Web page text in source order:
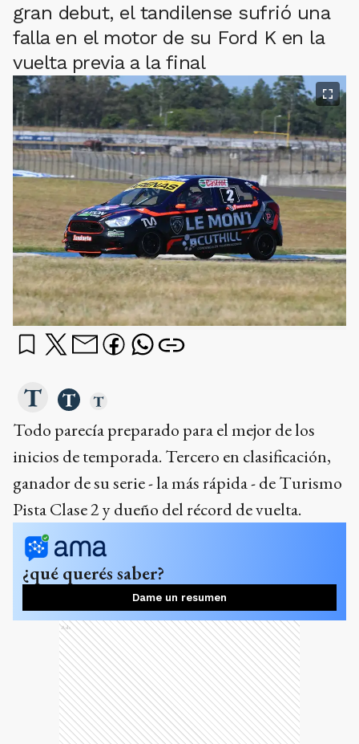
gran debut, el tandilense sufrió una
falla en el motor de su Ford K en la
vuelta previa a la final
Todo parecía preparado para el mejor de los
inicios de temporada. Tercero en clasificación,
ganador de su serie - la más rápida - de Turismo
Pista Clase 2 y dueño del récord de vuelta.
¿qué querés saber?
Dame un resumen
Ads